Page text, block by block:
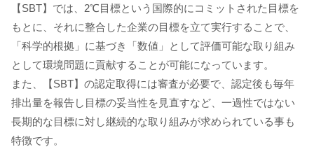
【SBT】では、2℃目標という国際的にコミットされた目標を
もとに、それに整合した企業の目標を立て実行することで、
「科学的根拠」に基づき「数値」として評価可能な取り組み
として環境問題に貢献することが可能になっています。
また、【SBT】の認定取得には審査が必要で、認定後も毎年
排出量を報告し目標の妥当性を見直すなど、一過性ではない
長期的な目標に対し継続的な取り組みが求められている事も
特徴です。